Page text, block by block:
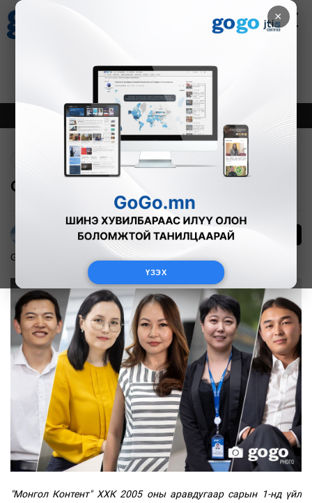
×
ҮЗЭХ
Зурхай
8.07
Онцлох Шинэ
GoGo-ийн АРД...
Г.Тэгшсүрэн 635
GoGo ил тод байдал 2022-06-24
"Монгол Контент" ХХК 2005 оны аравдугаар сарын 1-нд үйл